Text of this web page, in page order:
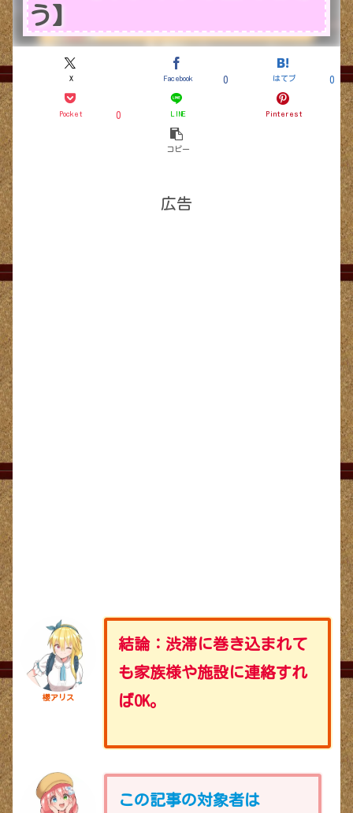
う】
X Facebook 0 はてブ 0
Pocket 0 LINE Pinterest
コピー
広告
櫻アリス
結論：渋滞に巻き込まれて
も家族様や施設に連絡すれ
ばOK。
この記事の対象者は